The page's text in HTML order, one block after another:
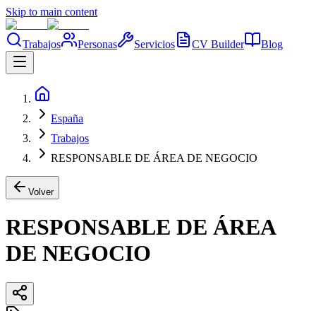
Skip to main content
Trabajos Personas Servicios CV Builder Blog
España
Trabajos
RESPONSABLE DE ÁREA DE NEGOCIO
Volver
RESPONSABLE DE ÁREA
DE NEGOCIO